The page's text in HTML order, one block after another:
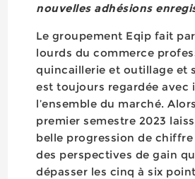
nouvelles adhésions
Le groupement Eqip fait
lourds du commerce
quincaillerie et outillage et
est toujours regardée avec
l’ensemble du marché.
premier semestre 2023
belle progression de chiffre
des perspectives de gain
dépasser les cinq à six